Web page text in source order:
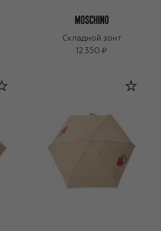
Складной зонт
12 350 ₽